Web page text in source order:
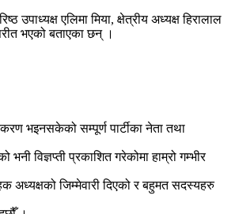
एलिमा मिया, क्षेत्रीय अध्यक्ष हिरालाल
भएको बताएका छन् ।
भइनसकेको सम्पूर्ण पार्टीका नेता तथा
भनी विज्ञप्ती प्रकाशित गरेकोमा हाम्रो गम्भीर
अध्यक्षको जिम्मेवारी दिएको र बहुमत सदस्यहरु